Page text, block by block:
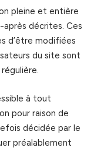
pleine et entière
après décrites. Ces
d’être modifiées
du site sont
à tout
pour raison de
décidée par le
préalablement